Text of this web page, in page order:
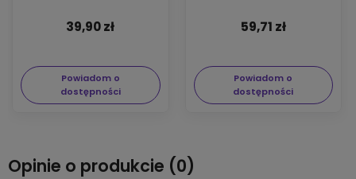
39,90 zł
Powiadom o
dostępności
59,71 zł
Powiadom o
dostępności
Opinie o produkcie (0)